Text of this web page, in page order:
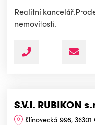
Realitní
nemovitostí.
S.V.I. RUBIKON
Klínovecká 998, 36301